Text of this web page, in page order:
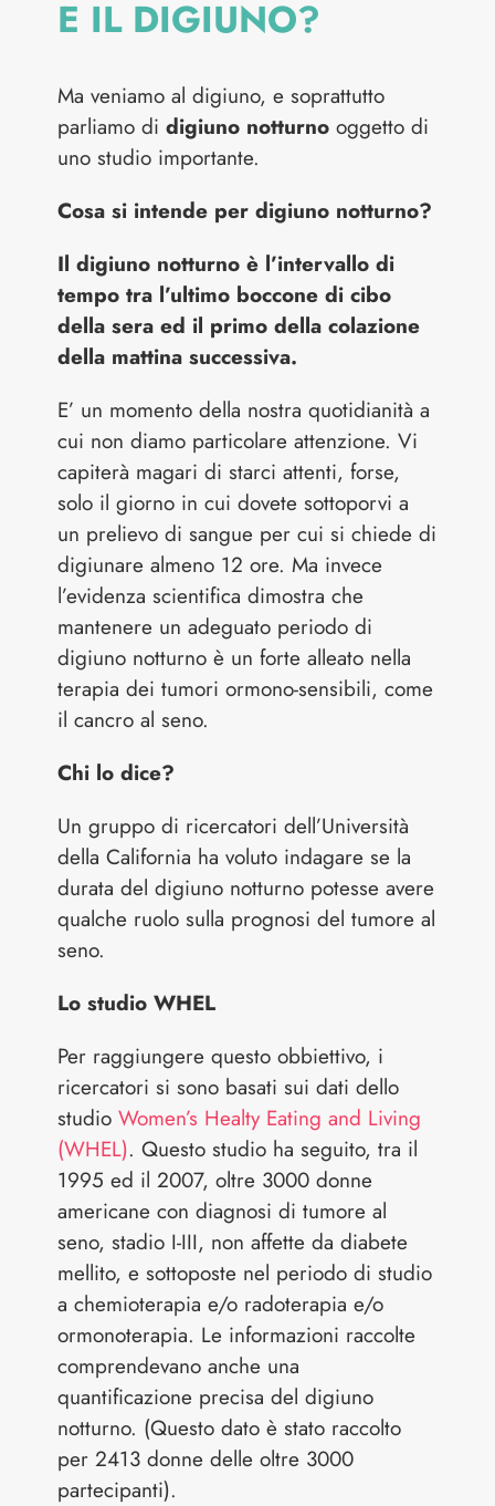
E IL DIGIUNO?
Ma veniamo al digiuno, e soprattutto
parliamo didigiuno notturno oggetto di
uno studio importante.
Cosa si intende per digiuno notturno?
Il digiuno notturno è l’intervallo di
tempo tra l’ultimo boccone di cibo
della sera ed il primo della colazione
della mattina successiva.
E’ un momento della nostra quotidianità a
cui non diamo particolare attenzione. Vi
capiterà magari di starci attenti, forse,
solo il giorno in cui dovete sottoporvi a
un prelievo di sangue per cui si chiede di
digiunare almeno 12 ore. Ma invece
l’evidenza scientifica dimostra che
mantenere un adeguato periodo di
digiuno notturno è un forte alleato nella
terapia dei tumori ormono-sensibili, come
il cancro al seno.
Chi lo dice?
Un gruppo di ricercatori dell’Università
della California ha voluto indagare se la
durata del digiuno notturno potesse avere
qualche ruolo sulla prognosi del tumore al
seno.
Lo studio WHEL
Per raggiungere questo obbiettivo, i
ricercatori si sono basati sui dati dello
studioWomen’s Healty Eating and Living
(WHEL). Questo studio ha seguito, tra il
1995 ed il 2007, oltre 3000 donne
americane con diagnosi di tumore al
seno, stadio I-III, non affette da diabete
mellito, e sottoposte nel periodo di studio
a chemioterapia e/o radoterapia e/o
ormonoterapia. Le informazioni raccolte
comprendevano anche una
quantificazione precisa del digiuno
notturno. (Questo dato è stato raccolto
per 2413 donne delle oltre 3000
partecipanti).